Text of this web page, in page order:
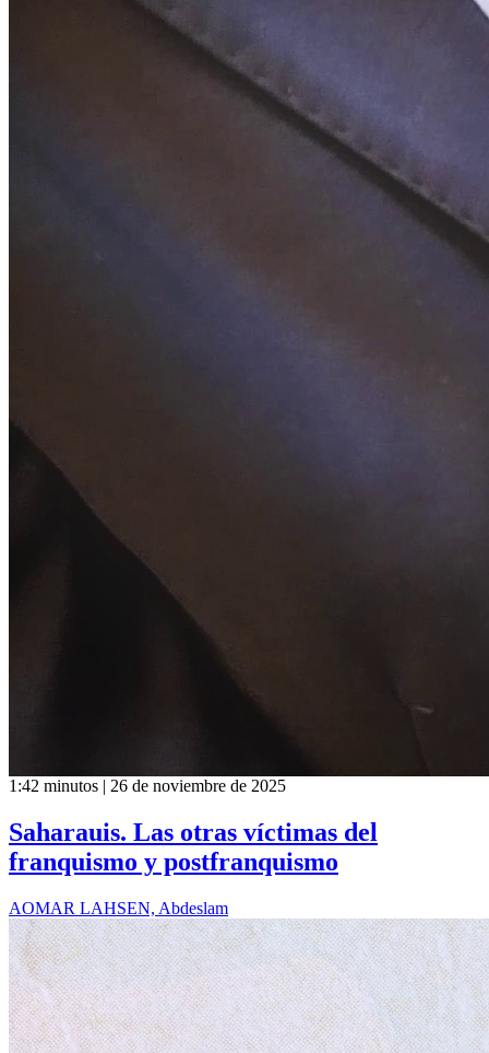
1:42 minutos | 26 de noviembre de 2025
Saharauis. Las otras víctimas del
franquismo y postfranquismo
AOMAR LAHSEN, Abdeslam